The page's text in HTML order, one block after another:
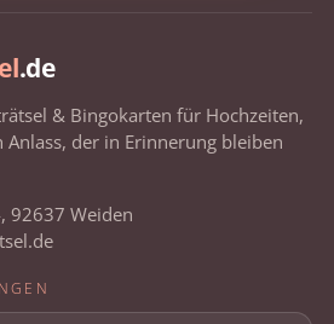
.de
& Bingokarten für Hochzeiten,
Anlass, der in Erinnerung bleiben
92637 Weiden